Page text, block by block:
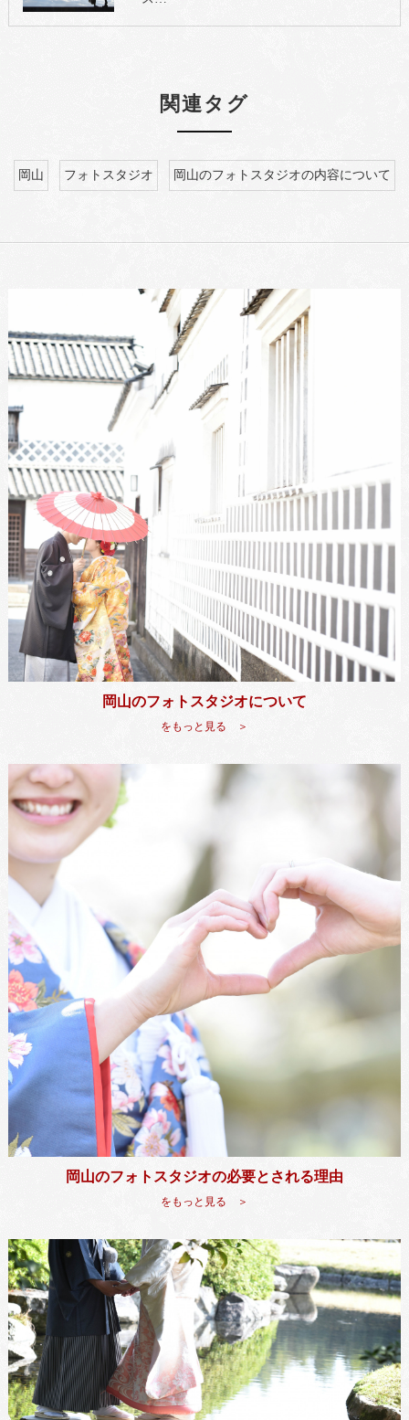
関連タグ
岡山 フォトスタジオ 岡山のフォトスタジオの内容について
岡山のフォトスタジオについて
をもっと見る ＞
岡山のフォトスタジオの必要とされる理由
をもっと見る ＞